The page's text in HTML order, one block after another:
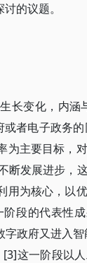
的议题。
长变化，内涵
者电子政务
为主要目标，
断发展进步，
为核心，以
段的代表性
政府又进入
这一阶段以